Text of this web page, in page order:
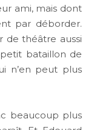
ami, mais dont
par déborder.
de théâtre aussi
bataillon de
n’en peut plus
beaucoup plus